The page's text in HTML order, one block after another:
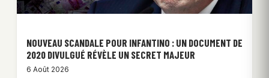
NOUVEAU SCANDALE POUR INFANTINO : UN DOCUMENT DE
2020 DIVULGUÉ RÉVÈLE UN SECRET MAJEUR
6 Août 2026